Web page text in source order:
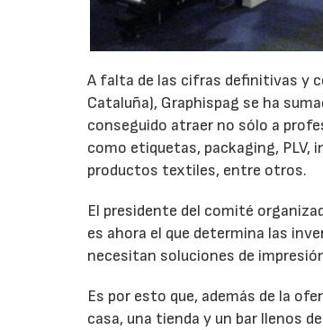
A falta de las cifras definitivas y
Cataluña), Graphispag se ha
conseguido atraer no sólo a
como etiquetas, packaging,
productos textiles, entre otros.
El presidente del comité
es ahora el que determina las
necesitan soluciones de
Es por esto que, además de la
casa, una tienda y un bar llenos